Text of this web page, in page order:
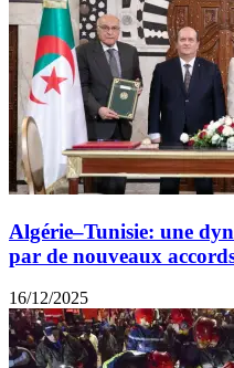
Algérie–Tunisie: une
par de nouveaux
16/12/2025